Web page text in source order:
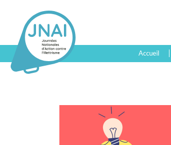
Accueil